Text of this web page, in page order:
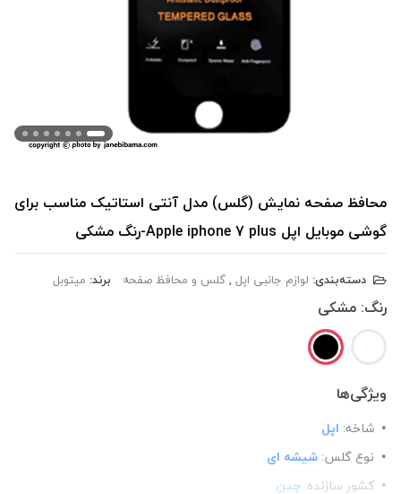
محافظ صفحه نمایش (گلس) مدل آنتی استاتیک مناسب برای
گوشی موبایل اپل Apple iphone 7 plus-رنگ مشکی
دسته‌بندی: لوازم جانبی اپل ,گلس و محافظ صفحه برند: میتوبل
رنگ: مشکی
ویژگی‌ها
شاخه: اپل
نوع گلس: شیشه ای
کشور سازنده: چین